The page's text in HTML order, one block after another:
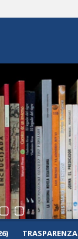
TRASPARENZA